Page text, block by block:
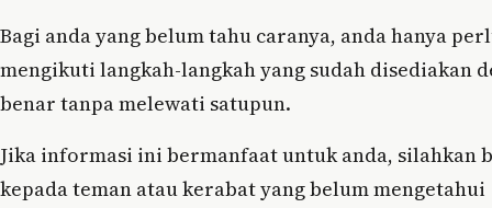
Bagi anda yang belum tahu caranya, anda hanya
mengikuti langkah-langkah yang sudah disediakan
benar tanpa melewati satupun.
Jika informasi ini bermanfaat untuk anda, silahkan
kepada teman atau kerabat yang belum mengetahui